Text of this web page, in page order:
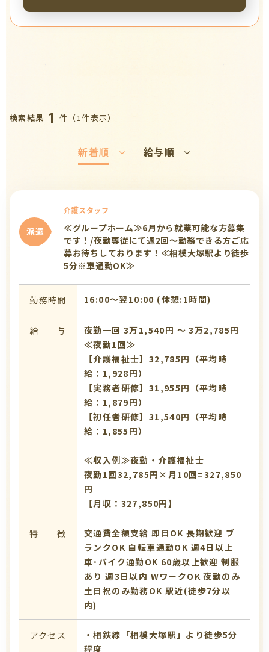
検索結果 1 件（1件表示）
新着順 給与順
派遣
介護スタッフ
≪グループホーム≫6月から就業可能な方募集
です！/夜勤専従にて週2回～勤務できる方ご応
募お待ちしております！≪相模大塚駅より徒歩
5分※車通勤OK≫
勤務時間 16:00〜翌10:00 (休憩:1時間)
給 与
夜勤一回 3万1,540円 〜 3万2,785円
≪夜勤1回≫
【介護福祉士】32,785円（平均時
給：1,928円）
【実務者研修】31,955円（平均時
給：1,879円）
【初任者研修】31,540円（平均時
給：1,855円）
≪収入例≫夜勤・介護福祉士
夜勤1回32,785円×月10回=327,850
円
【月収：327,850円】
特 徴 交通費全額支給 即日OK 長期歓迎 ブ
ランクOK 自転車通勤OK 週4日以上
車･バイク通勤OK 60歳以上歓迎 制服
あり 週3日以内 WワークOK 夜勤のみ
土日祝のみ勤務OK 駅近(徒歩7分以
内)
アクセス
・相鉄線「相模大塚駅」より徒歩5分
程度